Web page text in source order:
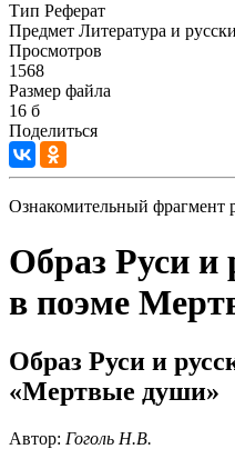
Тип Реферат
Предмет Литература и
Просмотров
1568
Размер файла
16 б
Поделиться
Ознакомительный фрагмент
Образ Руси и
в поэме
Образ Руси и
«Мертвые души»
Автор: Гоголь Н.В.